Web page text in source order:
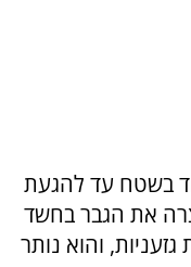
בשטח עד להגעת
את הגבר בחשד
והוא נותר